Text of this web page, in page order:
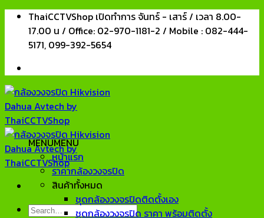
Skip
content
ThaiCCTVShop เปิดทำการ จันทร์ - เสาร์ / เวลา 8.00-
17.00 น / Office: 02-970-1181-2 / Mobile : 082-444-
5171, 099-392-5654
Search
MENUMENU
หน้าแรก
ราคากล้องวงจรปิด
สินค้าทั้งหมด
ชุดกล้องวงจรปิดติดตั้งเอง
ชุดกล้องวงจรปิด ราคา พร้อมติดตั้ง